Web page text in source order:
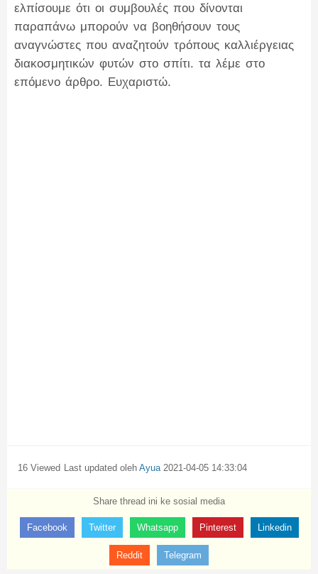
ελπίσουμε ότι οι συμβουλές που δίνονται
παραπάνω μπορούν να βοηθήσουν τους
αναγνώστες που αναζητούν τρόπους καλλιέργειας
διακοσμητικών φυτών στο σπίτι. τα λέμε στο
επόμενο άρθρο. Ευχαριστώ.
16 Viewed Last updated oleh Ayua 2021-04-05 14:33:04
Share thread ini ke sosial media
Facebook Twitter Whatsapp Pinterest Linkedin
Reddit Telegram